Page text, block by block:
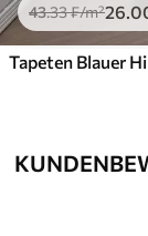
43.33₣/m²26